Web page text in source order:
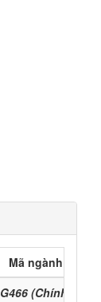
Mã ngành
G466 (Chính)